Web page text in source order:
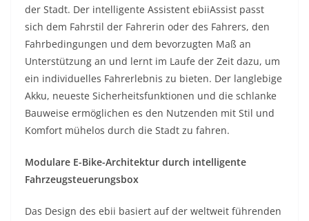
der Stadt. Der intelligente Assistent ebiiAssist passt
sich dem Fahrstil der Fahrerin oder des Fahrers, den
Fahrbedingungen und dem bevorzugten Maß an
Unterstützung an und lernt im Laufe der Zeit dazu, um
ein individuelles Fahrerlebnis zu bieten. Der langlebige
Akku, neueste Sicherheitsfunktionen und die schlanke
Bauweise ermöglichen es den Nutzenden mit Stil und
Komfort mühelos durch die Stadt zu fahren.
Modulare E-Bike-Architektur durch intelligente
Fahrzeugsteuerungsbox
Das Design des ebii basiert auf der weltweit führenden